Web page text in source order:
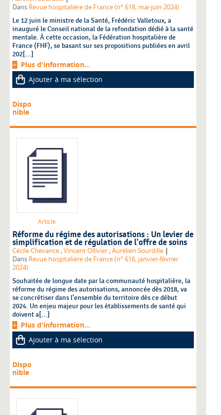
Dans Revue hospitalière de France (n° 618, mai-juin 2024)
Le 12 juin le ministre de la Santé, Frédéric Valletoux, a
inauguré le Conseil national de la refondation dédié à la santé
mentale. À cette occasion, la Fédération hospitalière de
France (FHF), se basant sur ses propositions publiées en avril
202[...]
Plus d'information...
Ajouter à ma sélection
Dispo
nible
Article
Réforme du régime des autorisations : Un levier de
simplification et de régulation de l'offre de soins
Cécile Chevance ;Vincent Ollivier ;Aurélien Sourdille |
Dans Revue hospitalière de France (n° 616, janvier-février
2024)
Souhaitée de longue date par la communauté hospitalière, la
réforme du régime des autorisations, annoncée dès 2018, va
se concrétiser dans l’ensemble du territoire dès ce début
2024. Un enjeu majeur pour les établissements de santé qui
doivent a[...]
Plus d'information...
Ajouter à ma sélection
Dispo
nible